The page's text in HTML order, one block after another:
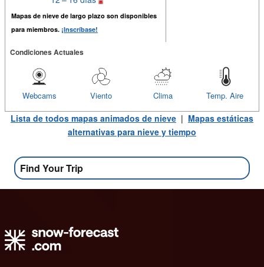
Mapas de nieve de largo plazo son disponibles
para miembros. ¡Inscríbase!
Condiciones Actuales
Temp. Aire
Clima
Viento
Webcams
Lista de todos mapas animados de nieve | Mapas estáticas
alternativas para nieve y tiempo
Find Your Trip